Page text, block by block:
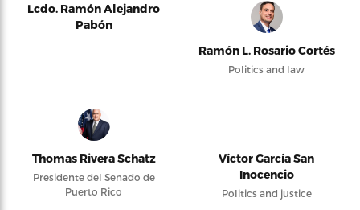
Lcdo. Ramón Alejandro
Pabón
Ramón L. Rosario Cortés
Politics and law
Thomas Rivera Schatz
Presidente del Senado de
Puerto Rico
Víctor García San
Inocencio
Politics and justice